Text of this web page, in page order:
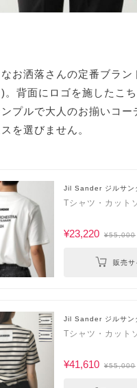
お洒落さんの定番ブラ
。背面にロゴを施したこ
ンプルで大人のお揃いコ
を選びません。
Jil Sander ジルサン
Tシャツ・カット
¥23,220 ¥55,000
販売サ
Jil Sander ジルサン
Tシャツ・カット
¥41,610 ¥55,000